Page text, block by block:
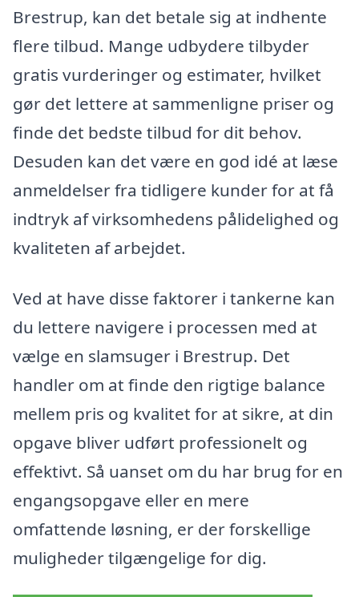
Brestrup, kan det betale sig at indhente
flere tilbud. Mange udbydere tilbyder
gratis vurderinger og estimater, hvilket
gør det lettere at sammenligne priser og
finde det bedste tilbud for dit behov.
Desuden kan det være en god idé at læse
anmeldelser fra tidligere kunder for at få
indtryk af virksomhedens pålidelighed og
kvaliteten af arbejdet.
Ved at have disse faktorer i tankerne kan
du lettere navigere i processen med at
vælge en slamsuger i Brestrup. Det
handler om at finde den rigtige balance
mellem pris og kvalitet for at sikre, at din
opgave bliver udført professionelt og
effektivt. Så uanset om du har brug for en
engangsopgave eller en mere
omfattende løsning, er der forskellige
muligheder tilgængelige for dig.